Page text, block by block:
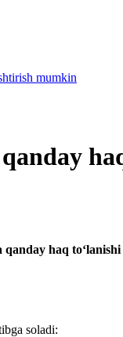
mumkin
qanday haq
soladi: